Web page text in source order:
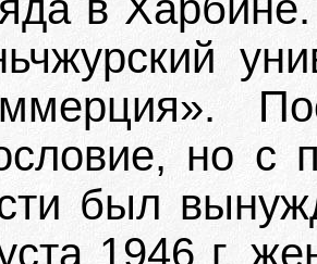
но с
был
1946 г.